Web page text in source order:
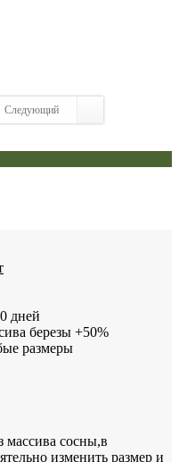
Следующий
дней
березы +50%
размеры
сосны,в
изменить размер и